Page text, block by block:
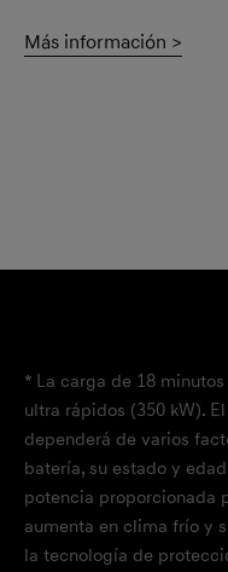
Más información >
* La carga de 18
ultra rápidos (350 kW).
dependerá de varios
batería, su estado y
potencia proporcionada
aumenta en clima frío y
la tecnología de